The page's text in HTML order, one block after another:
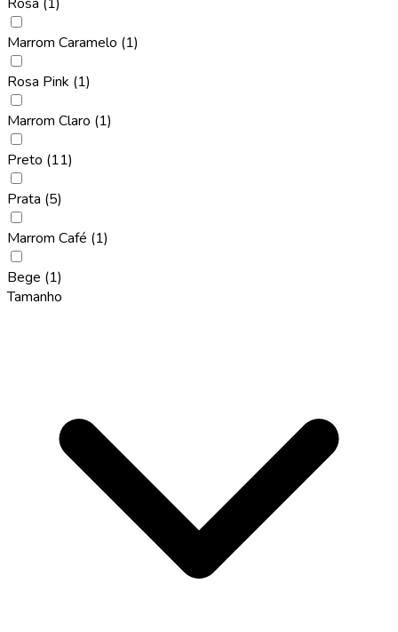
Marrom Caramelo (1)
Rosa Pink (1)
Marrom Claro (1)
Preto (11)
Prata (5)
Marrom Café (1)
Bege (1)
Tamanho